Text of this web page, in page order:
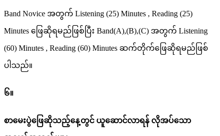
Band Novice အတွက် Listening (25) Minutes , Reading (25)
Minutes ဖြေဆိုရမည်ဖြစ်ပြီး Band(A),(B),(C) အတွက် Listening
(60) Minutes , Reading (60) Minutes ဆက်တိုက်ဖြေဆိုရမည်ဖြစ်
ပါသည်။
၆။
စာမေးပွဲဖြေဆိုသည့်နေ့တွင် ယူဆောင်လာရန် လိုအပ်သော